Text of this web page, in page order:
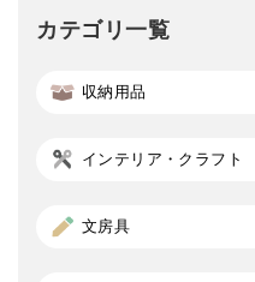
カテゴリ一覧
収納用品
インテリア・クラフト
文房具